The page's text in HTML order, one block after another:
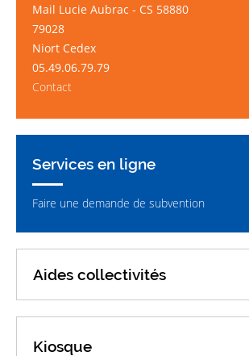
Mail Lucie Aubrac - CS 58880
79028
Niort Cedex
05.49.06.79.79
Contact
Services en ligne
Faire une demande de subvention
aides collectivités
Kiosque